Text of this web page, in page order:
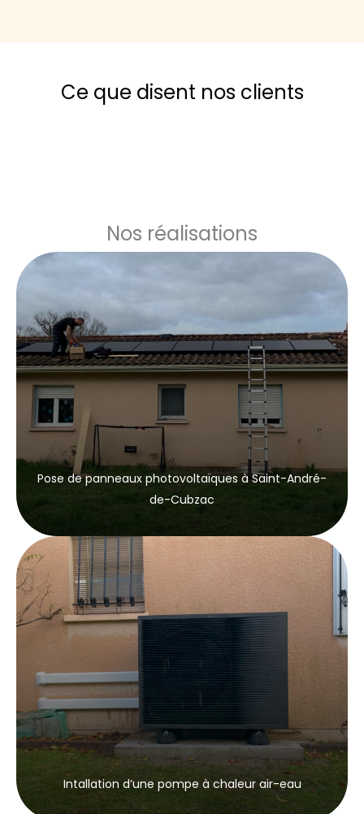
Ce que disent nos clients
Nos réalisations
Pose de panneaux photovoltaïques à Saint-André-
de-Cubzac
Intallation d’une pompe à chaleur air-eau